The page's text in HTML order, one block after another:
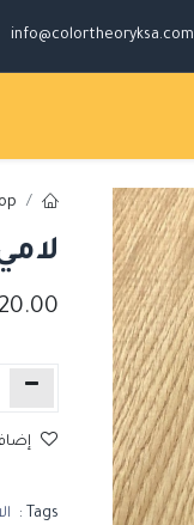
info@colortheoryksa.com
Tags :